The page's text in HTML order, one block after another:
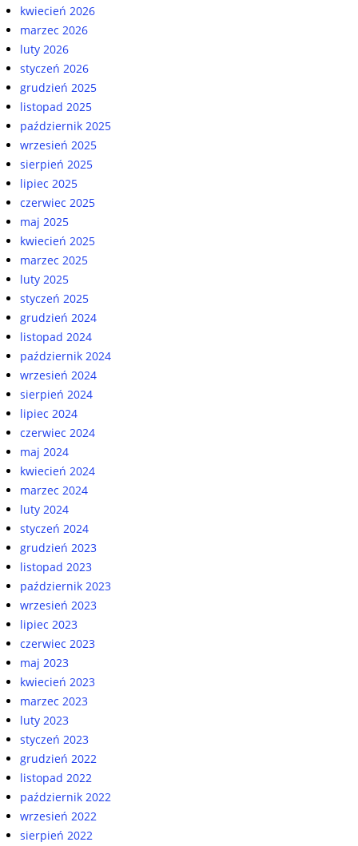
kwiecień 2026
marzec 2026
luty 2026
styczeń 2026
grudzień 2025
listopad 2025
październik 2025
wrzesień 2025
sierpień 2025
lipiec 2025
czerwiec 2025
maj 2025
kwiecień 2025
marzec 2025
luty 2025
styczeń 2025
grudzień 2024
listopad 2024
październik 2024
wrzesień 2024
sierpień 2024
lipiec 2024
czerwiec 2024
maj 2024
kwiecień 2024
marzec 2024
luty 2024
styczeń 2024
grudzień 2023
listopad 2023
październik 2023
wrzesień 2023
lipiec 2023
czerwiec 2023
maj 2023
kwiecień 2023
marzec 2023
luty 2023
styczeń 2023
grudzień 2022
listopad 2022
październik 2022
wrzesień 2022
sierpień 2022